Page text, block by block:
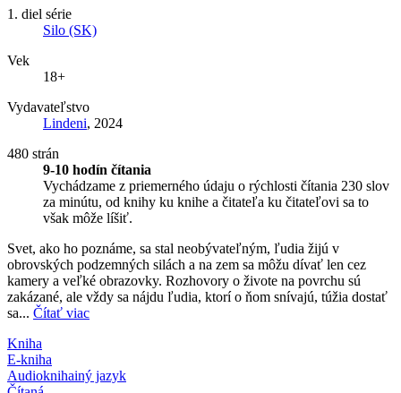
1. diel série
Silo (SK)
Vek
18+
Vydavateľstvo
Lindeni, 2024
480 strán
9-10 hodín čítania
Vychádzame z priemerného údaju o rýchlosti čítania 230 slov
za minútu, od knihy ku knihe a čitateľa ku čitateľovi sa to
však môže líšiť.
Svet, ako ho poznáme, sa stal neobývateľným, ľudia žijú v
obrovských podzemných silách a na zem sa môžu dívať len cez
kamery a veľké obrazovky. Rozhovory o živote na povrchu sú
zakázané, ale vždy sa nájdu ľudia, ktorí o ňom snívajú, túžia dostať
sa... Čítať viac
Kniha
E-kniha
Audioknihainý jazyk